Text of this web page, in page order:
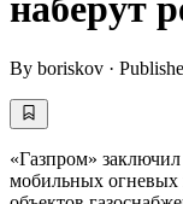
наберут
By boriskov ·
«Газпром»
мобильных огневых